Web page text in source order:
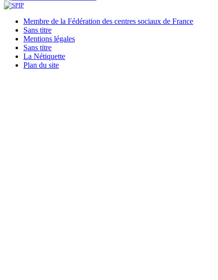
Membre de la Fédération des centres sociaux de France
Sans titre
Mentions légales
Sans titre
La Nétiquette
Plan du site